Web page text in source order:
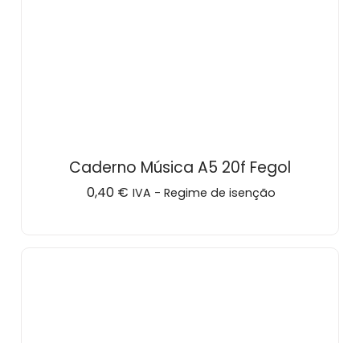
Caderno Música A5 20f Fegol
0,40 € IVA - Regime de isenção